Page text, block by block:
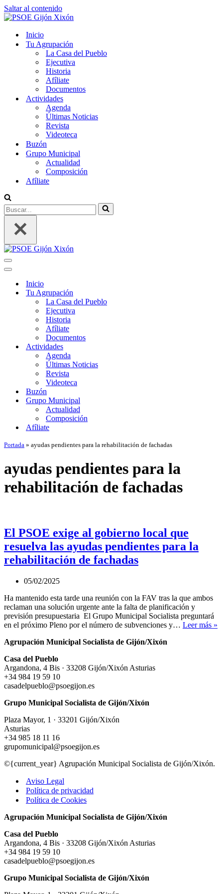
Saltar al contenido
Inicio
Tu Agrupación
La Casa del Pueblo
Ejecutiva
Historia
Afíliate
Documentos
Actividades
Agenda
Últimas Noticias
Revista
Videoteca
Buzón
Grupo Municipal
Actualidad
Composición
Afíliate
Buscar...
Menú
de
Menú
navegación
Inicio
Tu Agrupación
La Casa del Pueblo
Ejecutiva
Historia
Afíliate
Documentos
Actividades
Agenda
Últimas Noticias
Revista
Videoteca
Buzón
Grupo Municipal
Actualidad
Composición
Afíliate
Portada » ayudas pendientes para la rehabilitación de fachadas
ayudas pendientes para la
rehabilitación de fachadas
El PSOE exige al gobierno local que
resuelva las ayudas pendientes para la
rehabilitación de fachadas
05/02/2025
Ha mantenido esta tarde una reunión con la FAV tras la que ambos
reclaman una solución urgente ante la falta de planificación y
previsión presupuestaria El Grupo Municipal Socialista preguntará
en el próximo Pleno por el número de subvenciones y… Leer más »
Agrupación Municipal Socialista de Gijón/Xixón
Casa del Pueblo
Argandona, 4 Bis · 33208 Gijón/Xixón Asturias
+34 984 19 59 10
casadelpueblo@psoegijon.es
Grupo Municipal Socialista de Gijón/Xixón
Plaza Mayor, 1 · 33201 Gijón/Xixón
Asturias
+34 985 18 11 16
grupomunicipal@psoegijon.es
©{current_year} Agrupación Municipal Socialista de Gijón/Xixón.
Aviso Legal
Política de privacidad
Política de Cookies
Agrupación Municipal Socialista de Gijón/Xixón
Casa del Pueblo
Argandona, 4 Bis · 33208 Gijón/Xixón Asturias
+34 984 19 59 10
casadelpueblo@psoegijon.es
Grupo Municipal Socialista de Gijón/Xixón